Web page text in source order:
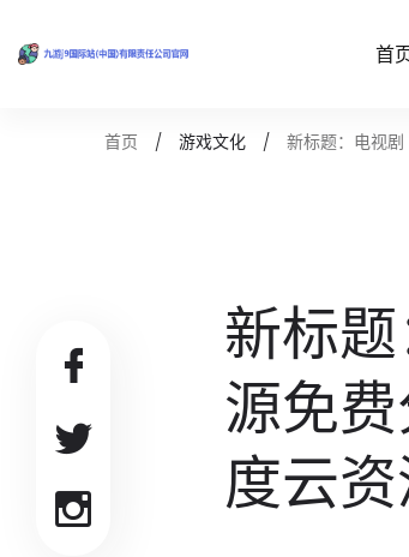
首
首页 游戏文化 新标题：电视
新标
源免
度云